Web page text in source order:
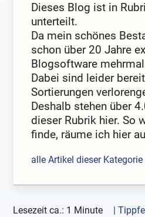
Dieses Blog ist in
unterteilt.
Da mein schönes
schon über 20 Jahre
Blogsoftware
Dabei sind leider
Sortierungen
Deshalb stehen über
dieser Rubrik hier. So
finde, räume ich hier
alle Artikel dieser Kategorie
Lesezeit ca.: 1 Minute
|